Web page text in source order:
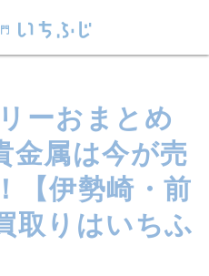
ーおまとめ
金属は今が売
【伊勢崎・前
取りはいちふ